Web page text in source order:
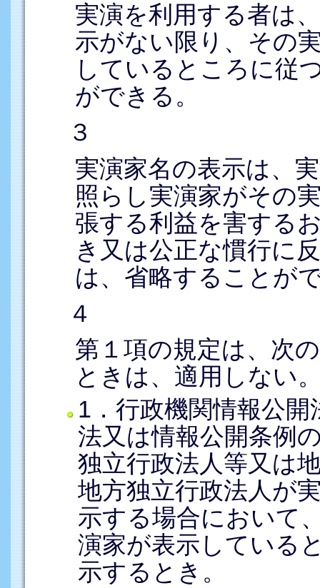
実演を利用する者は
示がない限り、その
しているところに従
ができる。
３
実演家名の表示は、
照らし実演家がその
張する利益を害する
き又は公正な慣行に
は、省略することが
４
第１項の規定は、次
ときは、適用しない
1．行政機関情報公
法又は情報公開条例
独立行政法人等又は
地方独立行政法人が
示する場合において
演家が表示している
示するとき。